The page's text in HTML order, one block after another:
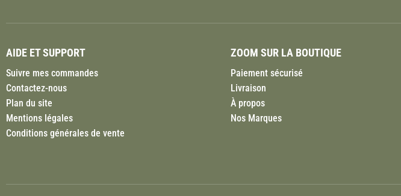
AIDE ET SUPPORT
Suivre mes commandes
Contactez-nous
Plan du site
Mentions légales
Conditions générales de vente
ZOOM SUR LA BOUTIQUE
Paiement sécurisé
Livraison
À propos
Nos Marques